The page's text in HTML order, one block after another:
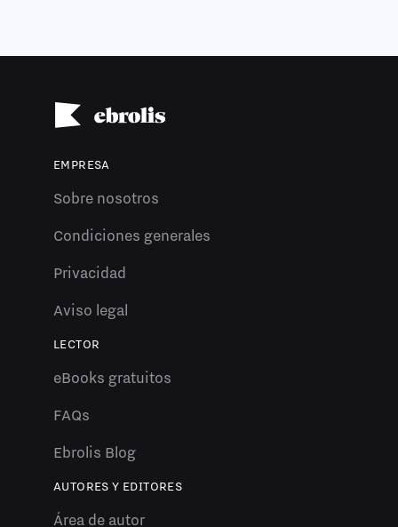
EMPRESA
Sobre nosotros
Condiciones generales
Privacidad
Aviso legal
LECTOR
eBooks gratuitos
FAQs
Ebrolis Blog
AUTORES Y EDITORES
Área de autor